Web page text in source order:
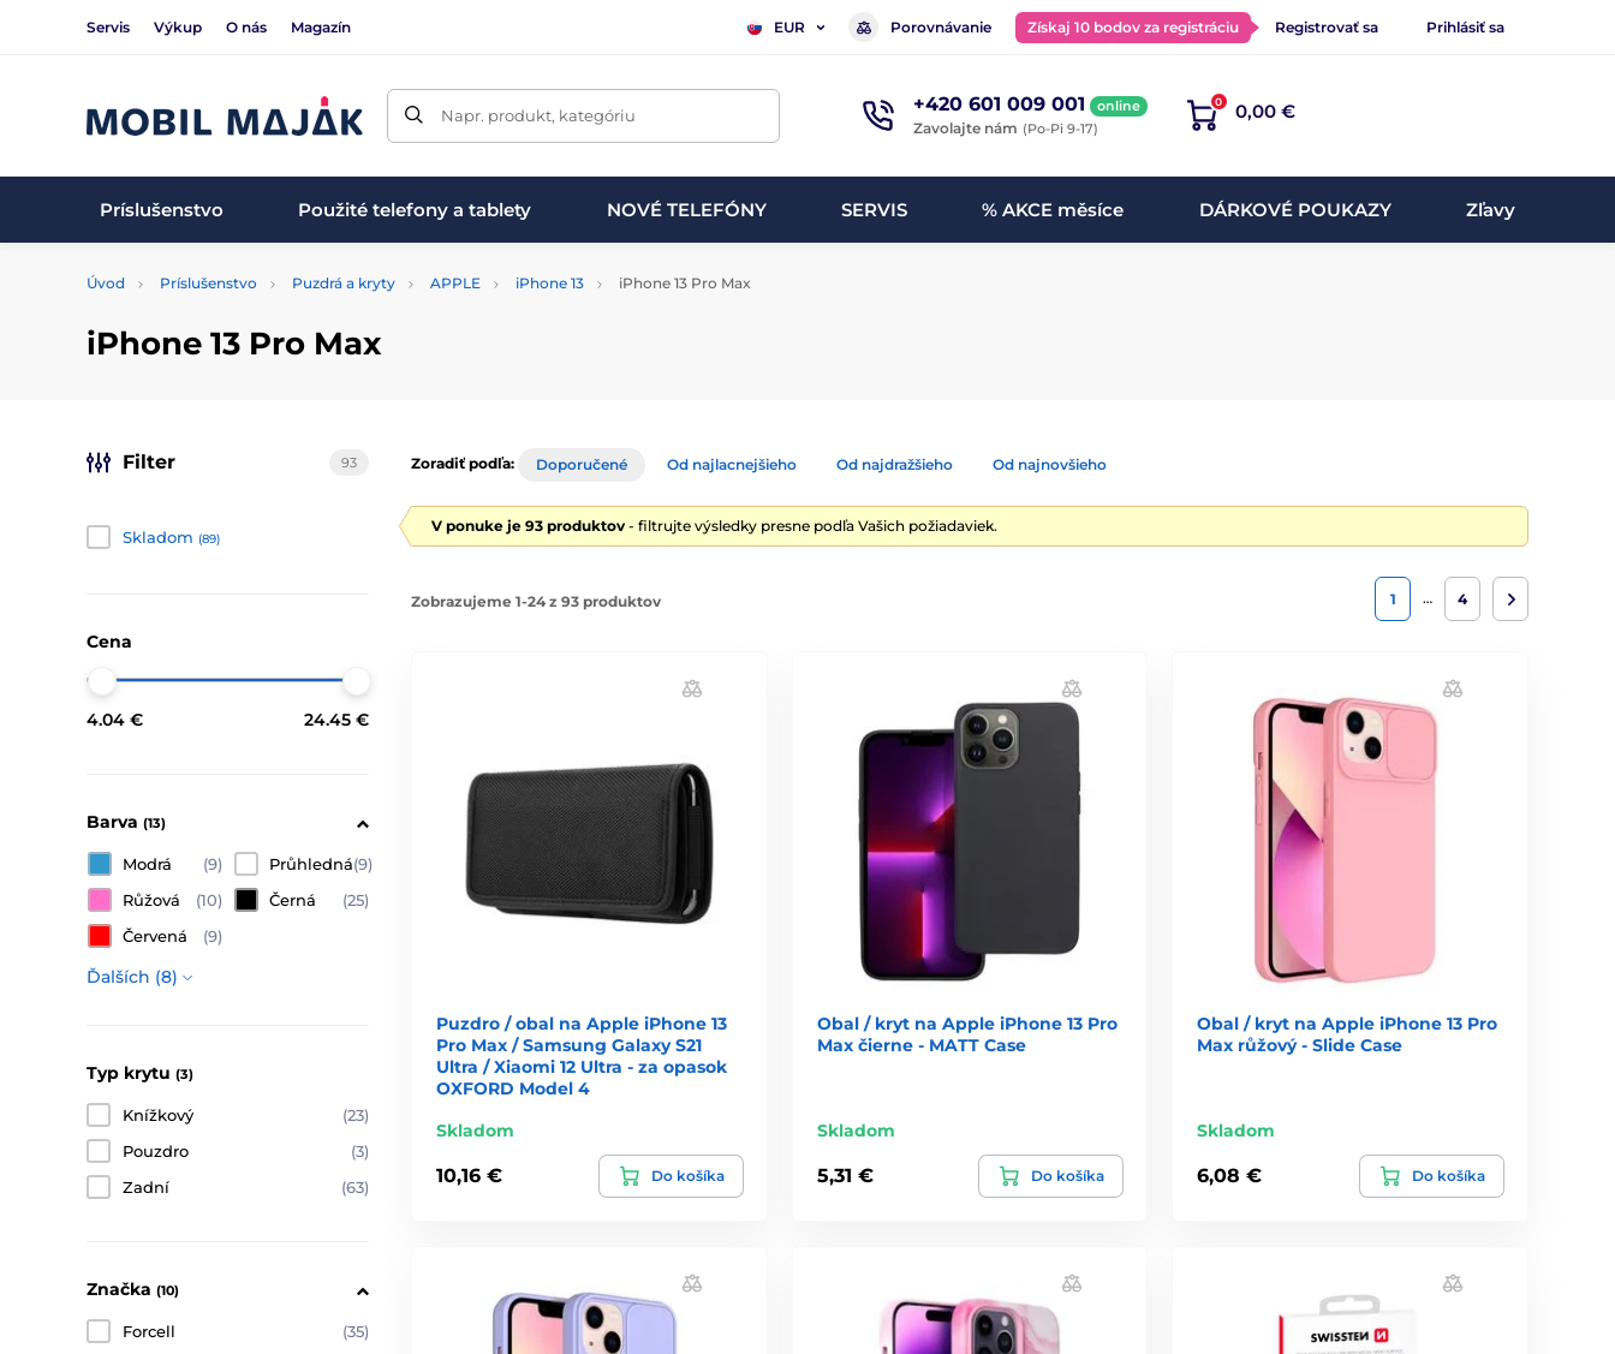
Servis Výkup O nás Magazín EUR Porovnávanie Získaj 10 bodov za registráciu Registrovať sa Prihlásiť sa
Napr. produkt, kategóriu +420 601 009 001 online
Zavolajte nám (Po-Pi 9-17)
0 0,00 €
Príslušenstvo Použité telefony a tablety NOVÉ TELEFÓNY SERVIS % AKCE měsíce DÁRKOVÉ POUKAZY Zľavy
Úvod Príslušenstvo Puzdrá a kryty APPLE iPhone 13 iPhone 13 Pro Max
iPhone 13 Pro Max
Filter 93
Skladom (89)
Cena
4.04 € 24.45 €
Barva (13)
Modrá (9) Průhledná(9)
Růžová
(10) Černá
(25)
Červená
(9)
Ďalších (8)
Typ krytu (3)
Knížkový
(23)
Pouzdro
(3)
Zadní
(63)
Značka (10)
Forcell
(35)
Zoradiť podľa: Doporučené Od najlacnejšieho Od najdražšieho Od najnovšieho
V ponuke je 93 produktov - filtrujte výsledky presne podľa Vašich požiadaviek.
Zobrazujeme 1-24 z 93 produktov 1 … 4
Puzdro / obal na Apple iPhone 13
Pro Max / Samsung Galaxy S21
Ultra / Xiaomi 12 Ultra - za opasok
OXFORD Model 4
Skladom
10,16 € Do košíka
Obal / kryt na Apple iPhone 13 Pro
Max čierne - MATT Case
Skladom
5,31 € Do košíka
Obal / kryt na Apple iPhone 13 Pro
Max růžový - Slide Case
Skladom
6,08 € Do košíka